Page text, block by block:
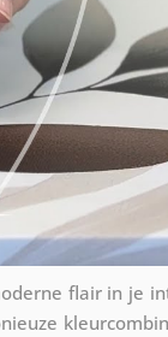
flair in je